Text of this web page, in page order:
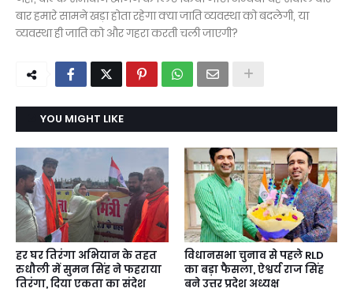
बार हमारे सामने खड़ा होता रहेगा क्या जाति व्यवस्था को बदलेगी, या
व्यवस्था ही जाति को और गहरा करती चली जाएगी?
YOU MIGHT LIKE
हर घर तिरंगा अभियान के तहत
रुधौली में सुमन सिंह ने फहराया
तिरंगा, दिया एकता का संदेश
विधानसभा चुनाव से पहले RLD
का बड़ा फैसला, ऐश्वर्य राज सिंह
बने उत्तर प्रदेश अध्यक्ष